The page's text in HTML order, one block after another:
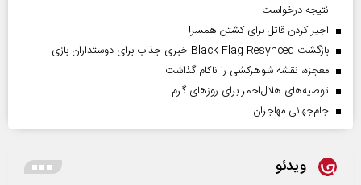
نتیجه درخواست
اجیر کردن قاتل برای کشتن همسر!
بازگشت Black Flag Resynced خبری جذاب برای دوستداران بازی
معجزه، نقشه شوهرکشی را ناکام گذاشت
توصیه‌های هلال‌احمر برای روز‌های گرم
جام‌جهانی مهاجران
ویدئو